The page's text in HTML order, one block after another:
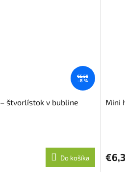
€5,59
–8 %
štvorlístok v bubline
Do košíka
Mini